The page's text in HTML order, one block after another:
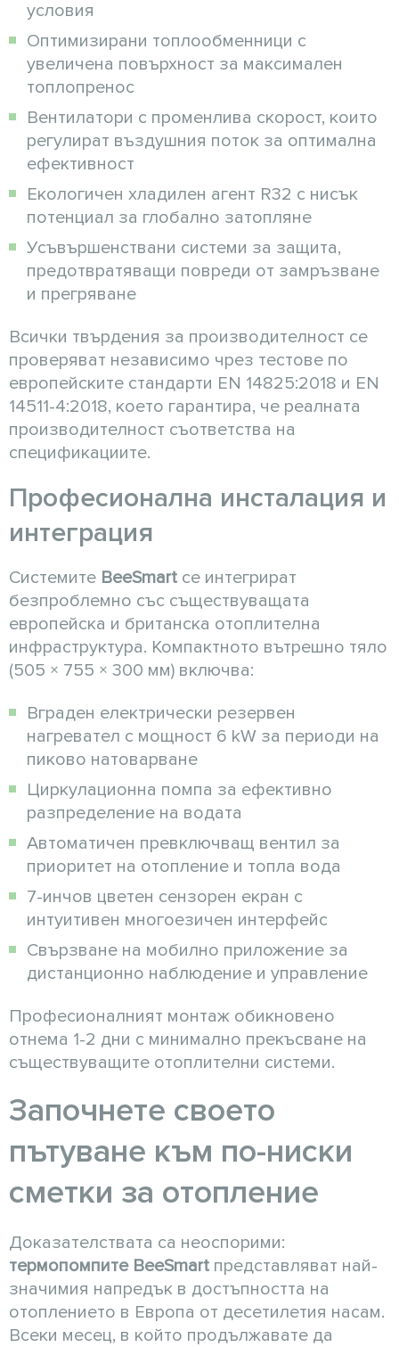
условия
Оптимизирани топлообменници с
увеличена повърхност за максимален
топлопренос
Вентилатори с променлива скорост, които
регулират въздушния поток за оптимална
ефективност
Екологичен хладилен агент R32 с нисък
потенциал за глобално затопляне
Усъвършенствани системи за защита,
предотвратяващи повреди от замръзване
и прегряване
Всички твърдения за производителност се
проверяват независимо чрез тестове по
европейските стандарти EN 14825:2018 и EN
14511-4:2018, което гарантира, че реалната
производителност съответства на
спецификациите.
Професионална инсталация и
интеграция
Системите BeeSmart се интегрират
безпроблемно със съществуващата
европейска и британска отоплителна
инфраструктура. Компактното вътрешно тяло
(505 × 755 × 300 мм) включва:
Вграден електрически резервен
нагревател с мощност 6 kW за периоди на
пиково натоварване
Циркулационна помпа за ефективно
разпределение на водата
Автоматичен превключващ вентил за
приоритет на отопление и топла вода
7-инчов цветен сензорен екран с
интуитивен многоезичен интерфейс
Свързване на мобилно приложение за
дистанционно наблюдение и управление
Професионалният монтаж обикновено
отнема 1-2 дни с минимално прекъсване на
съществуващите отоплителни системи.
Започнете своето
пътуване към по-ниски
сметки за отопление
Доказателствата са неоспорими:
термопомпите BeeSmart представляват най-
значимия напредък в достъпността на
отоплението в Европа от десетилетия насам.
Всеки месец, в който продължавате да